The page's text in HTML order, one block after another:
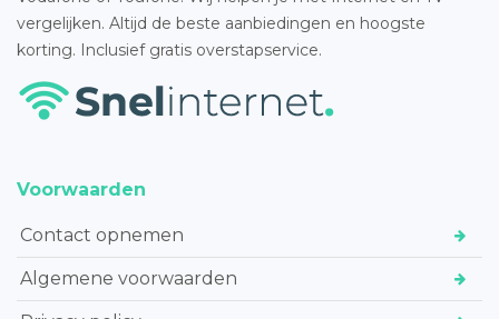
vergelijken. Altijd de beste aanbiedingen en hoogste
korting. Inclusief gratis overstapservice.
Voorwaarden
Contact opnemen
Algemene voorwaarden